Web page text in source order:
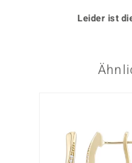
Leider ist